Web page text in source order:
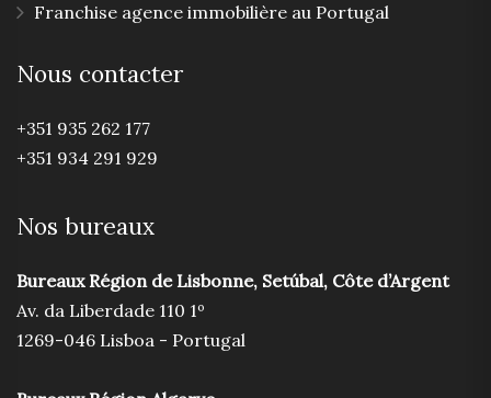
Franchise agence immobilière au Portugal
Nous contacter
+351 935 262 177
+351 934 291 929
Nos bureaux
Bureaux Région de Lisbonne, Setúbal, Côte d’Argent
Av. da Liberdade 110 1º
1269-046 Lisboa - Portugal